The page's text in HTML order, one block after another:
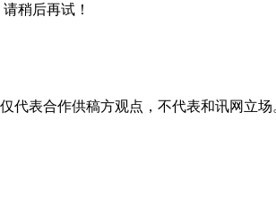
稍后再试！
代表合作供稿方观点，不代表和讯网立